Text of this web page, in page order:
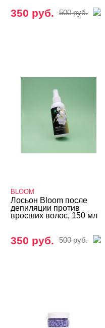
350 руб. 500 руб.
BLOOM
Лосьон Bloom после
депиляции против
вросших волос, 150 мл
350 руб. 500 руб.